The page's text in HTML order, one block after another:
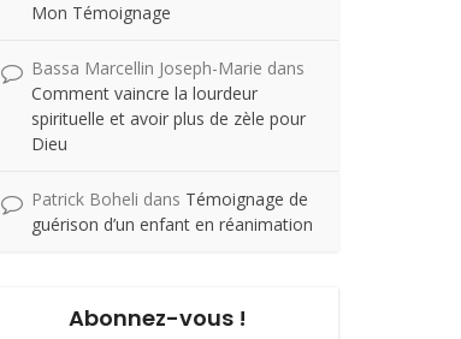
Mon Témoignage
Bassa Marcellin Joseph-Marie dans
Comment vaincre la lourdeur
spirituelle et avoir plus de zèle pour
Dieu
Patrick Boheli dans Témoignage de
guérison d’un enfant en réanimation
Abonnez-vous !